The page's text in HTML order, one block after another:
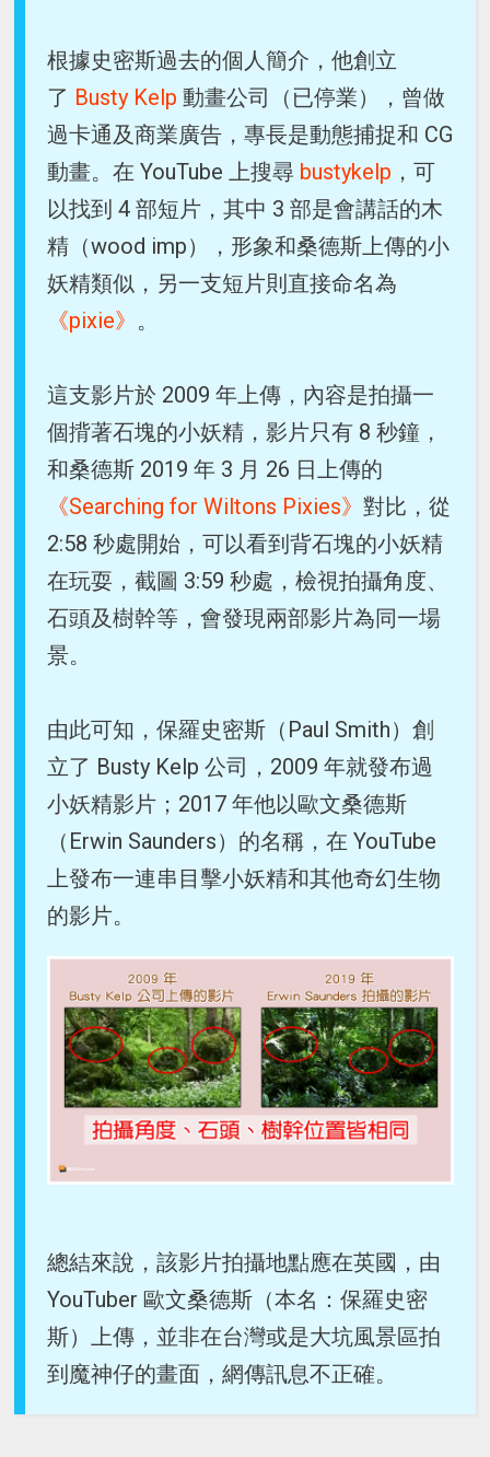
根據史密斯過去的個人簡介，他創立
了 Busty Kelp 動畫公司（已停業），曾做
過卡通及商業廣告，專長是動態捕捉和 CG
動畫。在 YouTube 上搜尋 bustykelp ，可
以找到 4 部短片，其中 3 部是會講話的木
精（wood imp），形象和桑德斯上傳的小
妖精類似，另一支短片則直接命名為
《pixie》 。
這支影片於 2009 年上傳，內容是拍攝一
個揹著石塊的小妖精，影片只有 8 秒鐘，
和桑德斯 2019 年 3 月 26 日上傳的
《Searching for Wiltons Pixies》對比，從
2:58 秒處開始，可以看到背石塊的小妖精
在玩耍，截圖 3:59 秒處，檢視拍攝角度、
石頭及樹幹等，會發現兩部影片為同一場
景。
由此可知，保羅史密斯（Paul Smith）創
立了 Busty Kelp 公司，2009 年就發布過
小妖精影片；2017 年他以歐文桑德斯
（Erwin Saunders）的名稱，在 YouTube
上發布一連串目擊小妖精和其他奇幻生物
的影片。
總結來說，該影片拍攝地點應在英國，由
YouTuber 歐文桑德斯（本名：保羅史密
斯）上傳，並非在台灣或是大坑風景區拍
到魔神仔的畫面，網傳訊息不正確。